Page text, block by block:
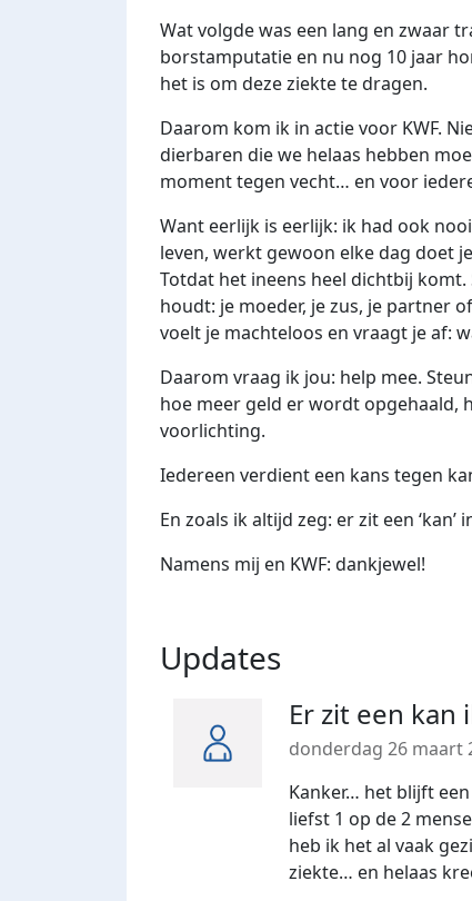
Wat volgde was een lang en zwaar
borstamputatie en nu nog 10 jaar
het is om deze ziekte te dragen.
Daarom kom ik in actie voor KWF.
dierbaren die we helaas hebben
moment tegen vecht… en voor
Want eerlijk is eerlijk: ik had ook
leven, werkt gewoon elke dag doet
Totdat het ineens heel dichtbij
houdt: je moeder, je zus, je partner
voelt je machteloos en vraagt je af:
Daarom vraag ik jou: help mee.
hoe meer geld er wordt opgehaald,
voorlichting.
Iedereen verdient een kans tegen
En zoals ik altijd zeg: er zit een ‘kan’
Namens mij en KWF: dankjewel!
Updates
Er zit een kan
donderdag 26 maart
Kanker… het blijft
liefst 1 op de 2
heb ik het al vaak
ziekte… en helaas